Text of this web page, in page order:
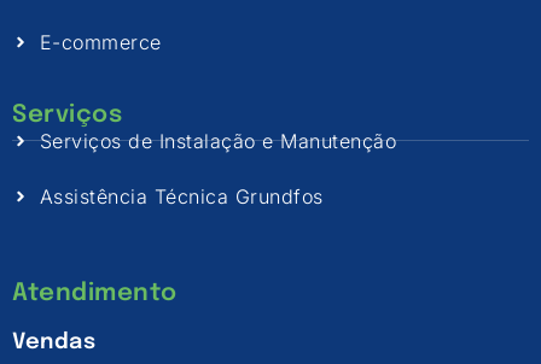
E-commerce
Serviços
Serviços de Instalação e Manutenção
Assistência Técnica Grundfos
Atendimento
Vendas